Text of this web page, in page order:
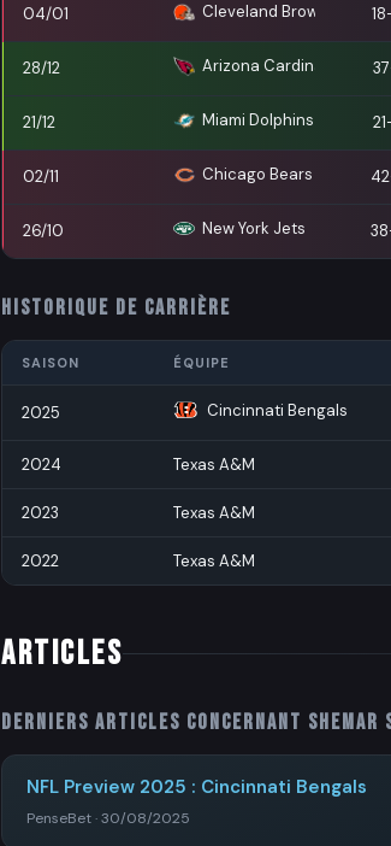
04/01 Cleveland Browns
28/12 Arizona Cardinals
21/12 Miami Dolphins
02/11 Chicago Bears
26/10 New York Jets
HISTORIQUE DE CARRIÈRE
SAISON ÉQUIPE
2025 Cincinnati Bengals
2024 Texas A&M
2023 Texas A&M
2022 Texas A&M
ARTICLES
Derniers articles concernant
NFL Preview 2025 : Cincinnati Bengals
PenseBet · 30/08/2025